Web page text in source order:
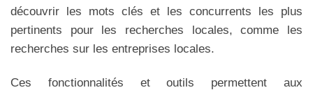
découvrir les mots clés et les concurrents les plus
pertinents pour les recherches locales, comme les
recherches sur les entreprises locales.
Ces fonctionnalités et outils permettent aux